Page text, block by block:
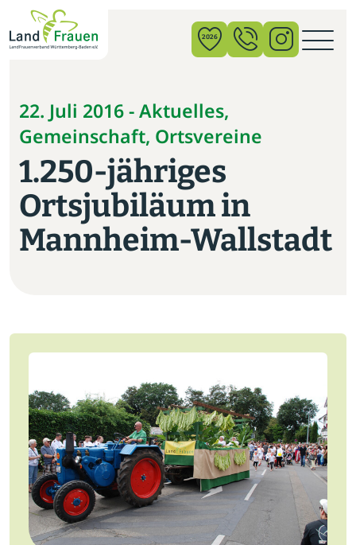
2026
22. Juli 2016 - Aktuelles,
Gemeinschaft, Ortsvereine
1.250-jähriges
Ortsjubiläum in
Mannheim-Wallstadt
×
News
Verband
Politik
Bildung
Startseite
Newsletter
Presse
Intern
Login